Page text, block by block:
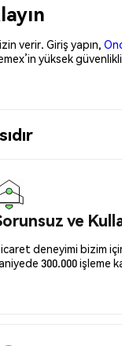
verir. Giriş yapın,
yüksek
ve
deneyimi bizim
300.000 işleme